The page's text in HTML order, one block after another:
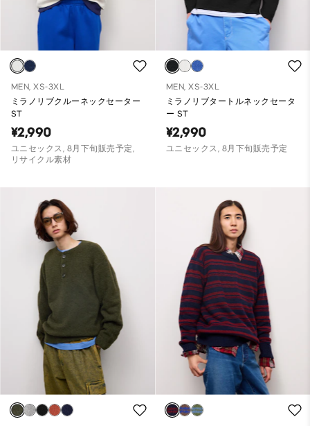
MEN, XS-3XL
ミラノリブクルーネックセーター
ST
¥2,990
ユニセックス, 8月下旬販売予定,
リサイクル素材
MEN, XS-3XL
ミラノリブタートルネックセータ
ー ST
¥2,990
ユニセックス, 8月下旬販売予定